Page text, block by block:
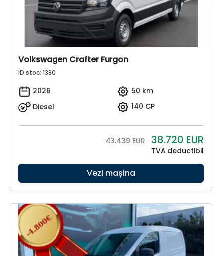
Volkswagen Crafter Furgon
ID stoc: 1380
2026
50 km
Diesel
140 CP
43.439 EUR 38.720 EUR
TVA deductibil
Vezi mașina